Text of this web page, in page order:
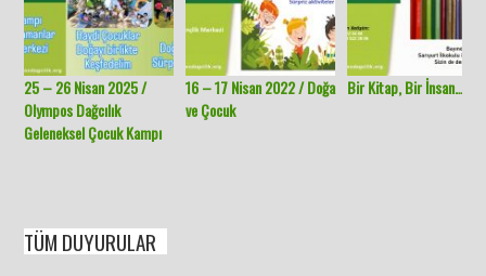
25 – 26 Nisan 2025 /
Olympos Dağcılık
Geleneksel Çocuk Kampı
16 – 17 Nisan 2022 / Doğa
ve Çocuk
Bir Kitap, Bir İnsan…
TÜM DUYURULAR